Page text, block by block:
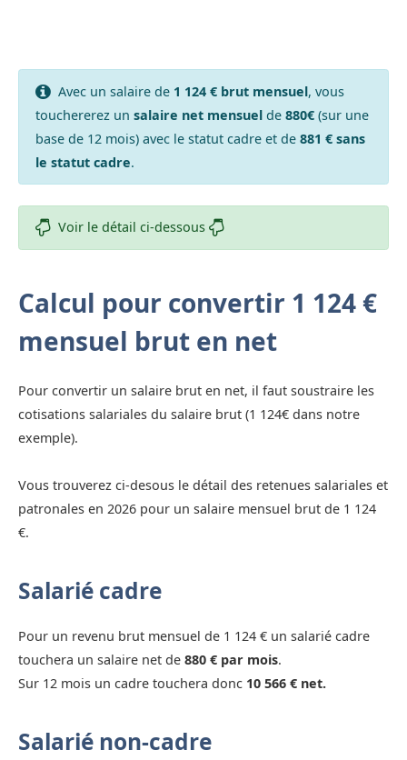
Avec un salaire de 1 124 € brut mensuel, vous
touchererez un salaire net mensuelde 880€(sur une
base de 12 mois) avec le statut cadre et de 881 € sans
le statut cadre.
Voir le détail ci-dessous
Calcul pour convertir 1 124 €
mensuel brut en net
Pour convertir un salaire brut en net, il faut soustraire les
cotisations salariales du salaire brut (1 124€ dans notre
exemple).
Vous trouverez ci-desous le détail des retenues salariales et
patronales en 2026 pour un salaire mensuel brut de 1 124
€.
Salarié cadre
Pour un revenu brut mensuel de 1 124 € un salarié cadre
touchera un salaire net de 880 € par mois.
Sur 12 mois un cadre touchera donc 10 566 € net.
Salarié non-cadre